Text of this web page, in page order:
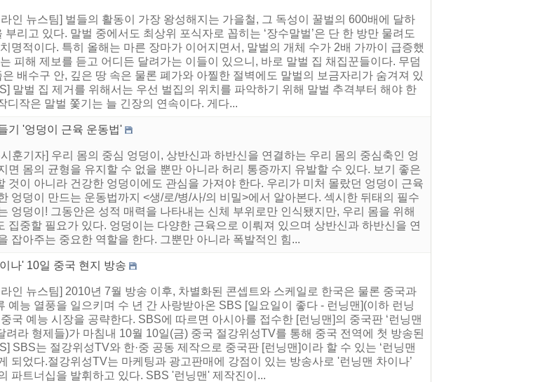
인 뉴스팀] 벌들의 활동이 가장 왕성해지는 가을철, 그 독성이 꿀벌의 600배에 달하
부리고 있다. 말벌 중에서도 최상위 포식자로 꼽히는 ‘장수말벌’은 단 한 방만 물려도
명적이다. 특히 올해는 마른 장마가 이어지면서, 말벌의 개체 수가 2배 가까이 급증했
피해 제보를 듣고 어디든 달려가는 이들이 있으니, 바로 말벌 집 채집꾼들이다. 무덤
배수구 안, 깊은 땅 속은 물론 폐가와 아찔한 절벽에도 말벌의 보금자리가 숨겨져 있
말벌 집 제거를 위해서는 우선 벌집의 위치를 파악하기 위해 말벌 추격부터 해야 한
디작은 말벌 쫓기는 늘 긴장의 연속이다. 게다...
기 '엉덩이 근육 운동법'
훈기자] 우리 몸의 중심 엉덩이, 상반신과 하반신을 연결하는 우리 몸의 중심축인 엉
면 몸의 균형을 유지할 수 없을 뿐만 아니라 허리 통증까지 유발할 수 있다. 보기 좋은
것이 아니라 건강한 엉덩이에도 관심을 가져야 한다. 우리가 미처 몰랐던 엉덩이 근육
엉덩이 만드는 운동법까지 <생/로/병/사/의 비밀>에서 알아본다. 섹시한 뒤태의 필수
엉덩이! 그동안은 성적 매력을 나타내는 신체 부위로만 인식됐지만, 우리 몸을 위해
집중할 필요가 있다. 엉덩이는 다양한 근육으로 이뤄져 있으며 상반신과 하반신을 연
잡아주는 중요한 역할을 한다. 그뿐만 아니라 폭발적인 힘...
나' 10일 중국 현지 방송
인 뉴스팀] 2010년 7월 방송 이후, 차별화된 콘셉트와 스케일로 한국은 물론 중국과
예능 열풍을 일으키며 수 년 간 사랑받아온 SBS [일요일이 좋다 - 런닝맨](이하 런닝
국 예능 시장을 공략한다. SBS에 따르면 아시아를 접수한 [런닝맨]의 중국판 ‘런닝맨
려라 형제들)가 마침내 10월 10일(금) 중국 절강위성TV를 통해 중국 전역에 첫 방송된
SBS는 절강위성TV와 한·중 공동 제작으로 중국판 [런닝맨]이라 할 수 있는 ‘런닝맨
되었다.절강위성TV는 마케팅과 광고판매에 강점이 있는 방송사로 '런닝맨 차이나’
파트너십을 발휘하고 있다. SBS '런닝맨' 제작진이...